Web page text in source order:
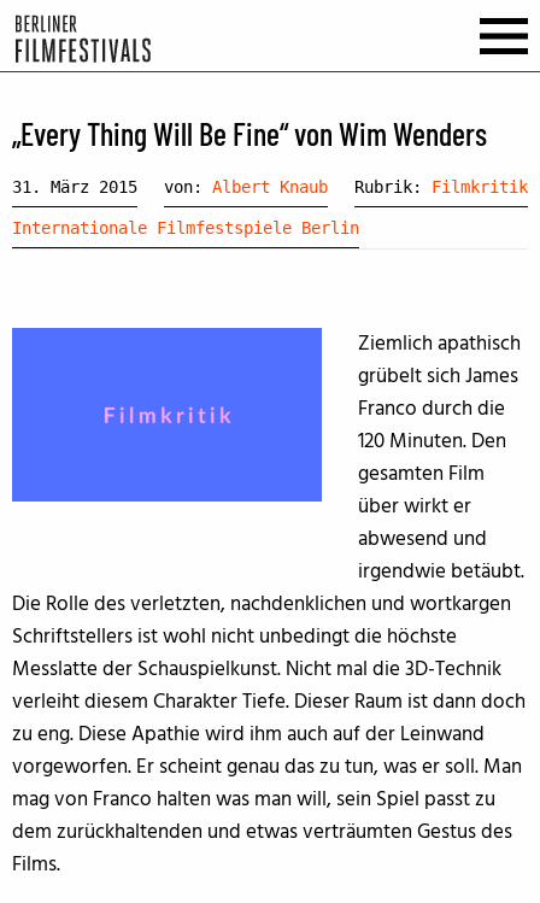
„Every Thing Will Be Fine“ von Wim Wenders
31. März 2015 von: Albert Knaub Rubrik: Filmkritik
Internationale Filmfestspiele Berlin
Ziemlich apathisch
grübelt sich James
Franco durch die
120 Minuten. Den
gesamten Film
über wirkt er
abwesend und
irgendwie betäubt.
Die Rolle des verletzten, nachdenklichen und wortkargen
Schriftstellers ist wohl nicht unbedingt die höchste
Messlatte der Schauspielkunst. Nicht mal die 3D-Technik
verleiht diesem Charakter Tiefe. Dieser Raum ist dann doch
zu eng. Diese Apathie wird ihm auch auf der Leinwand
vorgeworfen. Er scheint genau das zu tun, was er soll. Man
mag von Franco halten was man will, sein Spiel passt zu
dem zurückhaltenden und etwas verträumten Gestus des
Films.